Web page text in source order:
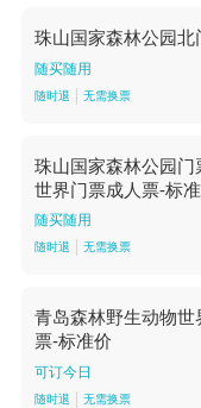
珠山国家森林公园
随买随用
随时退 无需换票
珠山国家森林公园
世界门票成人票-标
随买随用
随时退 无需换票
青岛森林野生动物世
票-标准价
可订今日
随时退 无需换票